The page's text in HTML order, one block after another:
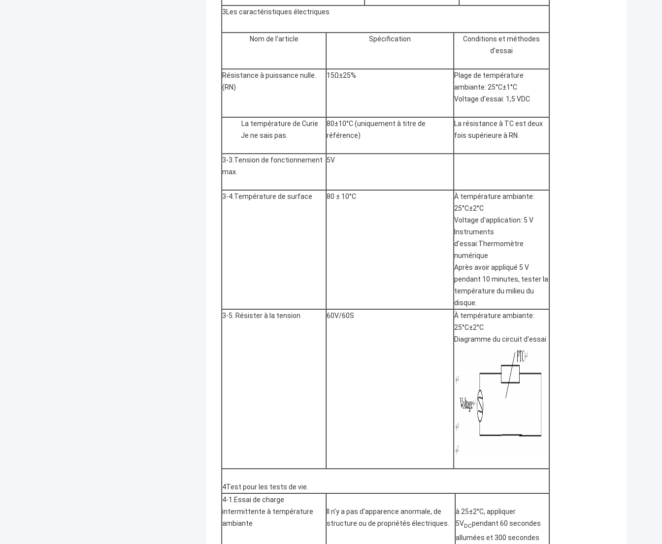
3Les caractéristiques électriques
Nom de l'article Spécification
Conditions et méthodes
d'essai
Résistance à puissance nulle.
(RN)
15Ω±25%
Plage de température
ambiante: 25°C±1°C
Voltage d'essai: 1,5 VDC
La température de Curie
Je ne sais pas.
80±10°C (uniquement à titre de
référence)
La résistance à TC est deux
fois supérieure à RN.
3-3.Tension de fonctionnement
max.
5V
3-4.Température de surface 80 ± 10°C
À température ambiante:
25°C±2°C
Voltage d'application: 5 V
Instruments
d'essai:Thermomètre
numérique
Après avoir appliqué 5 V
pendant 10 minutes, tester la
température du milieu du
disque.
3-5. Résister à la tension
60V/60S
À température ambiante:
25°C±2°C
Diagramme du circuit d'essai
4Test pour les tests de vie.
4-1.Essai de charge
intermittente à température
ambiante
Il n'y a pas d'apparence anormale, de
structure ou de propriétés électriques.
à 25±2°C, appliquer
5VDCpendant 60 secondes
allumées et 300 secondes